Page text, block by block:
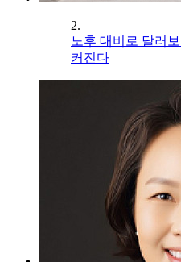
2.
노후 대비로 달러
커진다